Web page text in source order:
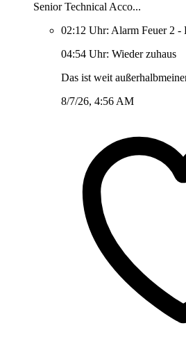
Senior Technical Acco...
02:12 Uhr: Alarm Feuer 2
04:54 Uhr: Wieder zuhaus
Das ist weit
8/7/26, 4:56 AM